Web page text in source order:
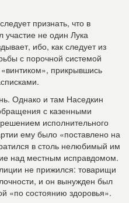
признать, что в
не один Лука
ибо, как следует из
с порочной системой
прикрывшись
Однако и там Наседкин
с казенными
исполнительного
ему было «поставлено на
в столь нелюбимый им
над местным исправдомом.
не прижился: товарищи
и он вынужден был
«по состоянию здоровья».